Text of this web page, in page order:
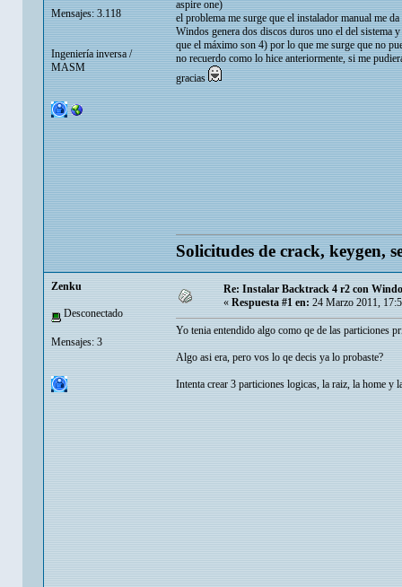
Mensajes: 3.118
Ingeniería inversa /
MASM
aspire one)
el problema me surge que el instalador manual me
Windos genera dos discos duros uno el del sistema
que el máximo son 4) por lo que me surge que no
no recuerdo como lo hice anteriormente, si me
gracias
Solicitudes de crack, keygen,
Zenku
Desconectado
Mensajes: 3
Re: Instalar Backtrack 4 r2 con
« Respuesta #1 en: 24 Marzo 2011,
Yo tenia entendido algo como qe de las particiones
Algo asi era, pero vos lo qe decis ya lo probaste?
Intenta crear 3 particiones logicas, la raiz, la home y